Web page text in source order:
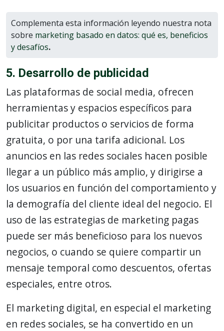
Complementa esta información leyendo nuestra nota
sobre marketing basado en datos: qué es, beneficios
y desafíos.
5. Desarrollo de publicidad
Las plataformas de social media, ofrecen
herramientas y espacios específicos para
publicitar productos o servicios de forma
gratuita, o por una tarifa adicional. Los
anuncios en las redes sociales hacen posible
llegar a un público más amplio, y dirigirse a
los usuarios en función del comportamiento y
la demografía del cliente ideal del negocio. El
uso de las estrategias de marketing pagas
puede ser más beneficioso para los nuevos
negocios, o cuando se quiere compartir un
mensaje temporal como descuentos, ofertas
especiales, entre otros.
El marketing digital, en especial el marketing
en redes sociales, se ha convertido en un